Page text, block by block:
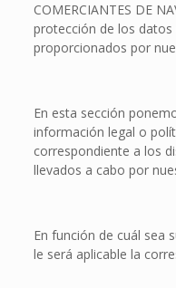
COMERCIANTES DE
protección de los
proporcionados por
En esta sección
información legal o
correspondiente a los
llevados a cabo por
En función de cuál sea
le será aplicable la